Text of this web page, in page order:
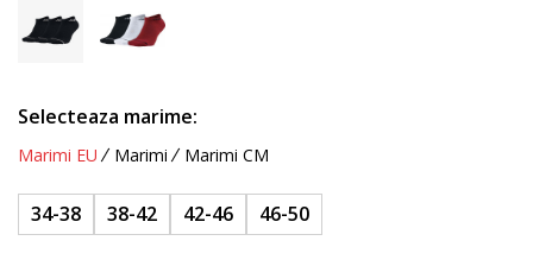
Selecteaza marime:
Marimi EU Marimi Marimi CM
34-38 38-42 42-46 46-50